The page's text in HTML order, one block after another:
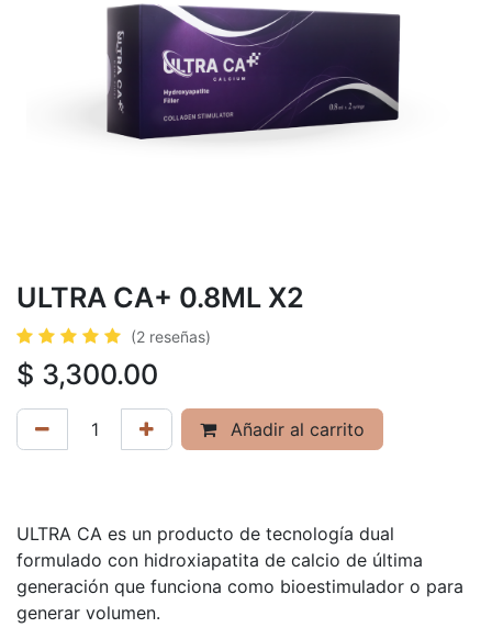
ULTRA CA+ 0.8ML X2
(2 reseñas)
$ 3,300.00
Añadir al carrito
ULTRA CA es un producto de tecnología dual
formulado con hidroxiapatita de calcio de última
generación que funciona como bioestimulador o para
generar volumen.